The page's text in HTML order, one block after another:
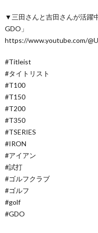
▼三田さんと吉田さんが活躍
GDO」
https://www.youtube.com/
#Titleist
#タイトリスト
#T100
#T150
#T200
#T350
#TSERIES
#IRON
#アイアン
#試打
#ゴルフクラブ
#ゴルフ
#golf
#GDO